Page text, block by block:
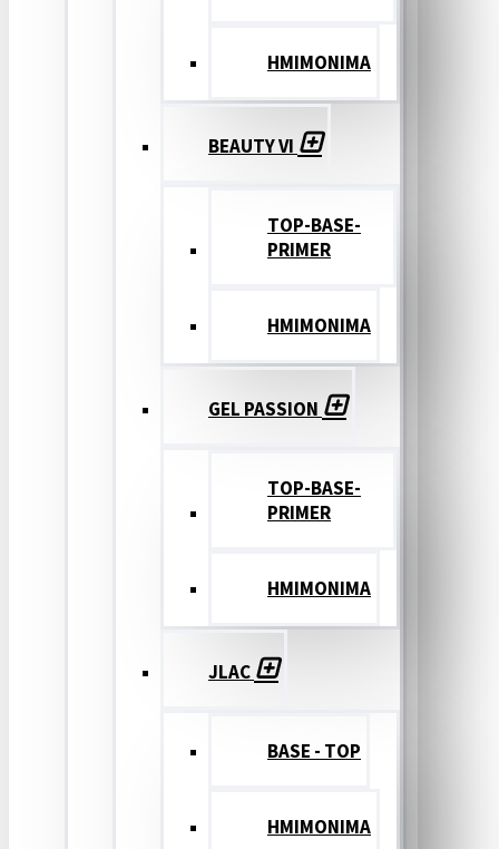
ΗΜΙΜΟΝΙΜΑ
BEAUTY VI
TOP-BASE-
PRIMER
ΗΜΙΜΟΝΙΜΑ
GEL PASSION
TOP-BASE-
PRIMER
ΗΜΙΜΟΝΙΜΑ
JLAC
BASE - TOP
ΗΜΙΜΟΝΙΜΑ